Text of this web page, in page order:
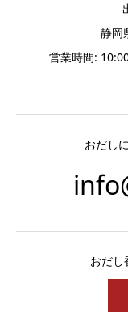
静岡
営業時間:
おだし
おだし